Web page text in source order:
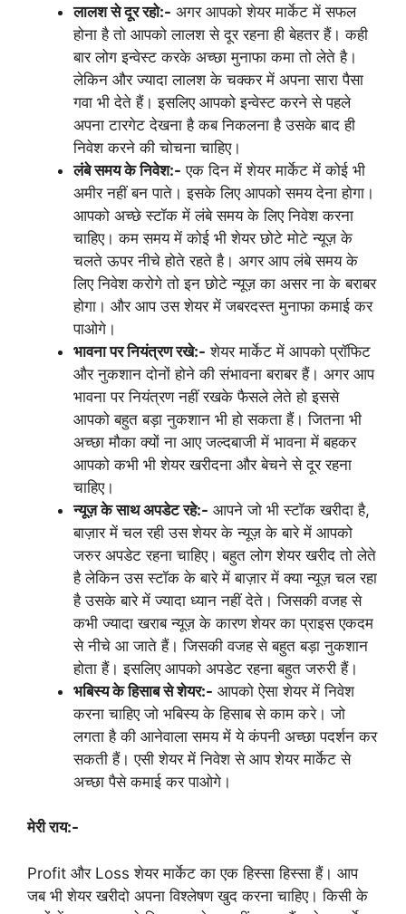
लालश से दूर रहो:- अगर आपको शेयर मार्केट में सफल
होना है तो आपको लालश से दूर रहना ही बेहतर हैं। कही
बार लोग इन्वेस्ट करके अच्छा मुनाफा कमा तो लेते है।
लेकिन और ज्यादा लालश के चक्कर में अपना सारा पैसा
गवा भी देते हैं। इसलिए आपको इन्वेस्ट करने से पहले
अपना टारगेट देखना है कब निकलना है उसके बाद ही
निवेश करने की चोचना चाहिए।
लंबे समय के निवेश:- एक दिन में शेयर मार्केट में कोई भी
अमीर नहीं बन पाते। इसके लिए आपको समय देना होगा।
आपको अच्छे स्टॉक में लंबे समय के लिए निवेश करना
चाहिए। कम समय में कोई भी शेयर छोटे मोटे न्यूज़ के
चलते ऊपर नीचे होते रहते है। अगर आप लंबे समय के
लिए निवेश करोगे तो इन छोटे न्यूज़ का असर ना के बराबर
होगा। और आप उस शेयर में जबरदस्त मुनाफा कमाई कर
पाओगे।
भावना पर नियंत्रण रखे:- शेयर मार्केट में आपको प्रॉफिट
और नुकशान दोनों होने की संभावना बराबर हैं। अगर आप
भावना पर नियंत्रण नहीं रखके फैसले लेते हो इससे
आपको बहुत बड़ा नुकशान भी हो सकता हैं। जितना भी
अच्छा मौका क्यों ना आए जल्दबाजी में भावना में बहकर
आपको कभी भी शेयर खरीदना और बेचने से दूर रहना
चाहिए।
न्यूज़ के साथ अपडेट रहे:- आपने जो भी स्टॉक खरीदा है,
बाज़ार में चल रही उस शेयर के न्यूज़ के बारे में आपको
जरुर अपडेट रहना चाहिए। बहुत लोग शेयर खरीद तो लेते
है लेकिन उस स्टॉक के बारे में बाज़ार में क्या न्यूज़ चल रहा
है उसके बारे में ज्यादा ध्यान नहीं देते। जिसकी वजह से
कभी ज्यादा खराब न्यूज़ के कारण शेयर का प्राइस एकदम
से नीचे आ जाते हैं। जिसकी वजह से बहुत बड़ा नुकशान
होता हैं। इसलिए आपको अपडेट रहना बहुत जरुरी हैं।
भबिस्य के हिसाब से शेयर:- आपको ऐसा शेयर में निवेश
करना चाहिए जो भबिस्य के हिसाब से काम करे। जो
लगता है की आनेवाला समय में ये कंपनी अच्छा पदर्शन कर
सकती हैं। एसी शेयर में निवेश से आप शेयर मार्केट से
अच्छा पैसे कमाई कर पाओगे।
मेरी राय:-
Profit और Loss शेयर मार्केट का एक हिस्सा हिस्सा हैं। आप
जब भी शेयर खरीदो अपना विश्लेषण खुद करना चाहिए। किसी के